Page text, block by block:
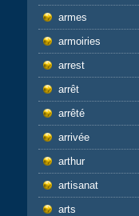
armes
armoiries
arrest
arrêt
arrêté
arrivée
arthur
artisanat
arts